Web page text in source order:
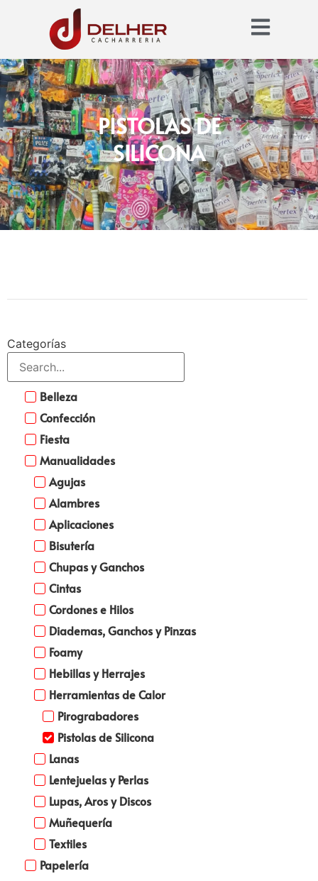
PISTOLAS DE
SILICONA
Categorías
Belleza
Confección
Fiesta
Manualidades
Agujas
Alambres
Aplicaciones
Bisutería
Chupas y Ganchos
Cintas
Cordones e Hilos
Diademas, Ganchos y Pinzas
Foamy
Hebillas y Herrajes
Herramientas de Calor
Pirograbadores
Pistolas de Silicona
Lanas
Lentejuelas y Perlas
Lupas, Aros y Discos
Muñequería
Textiles
Papelería